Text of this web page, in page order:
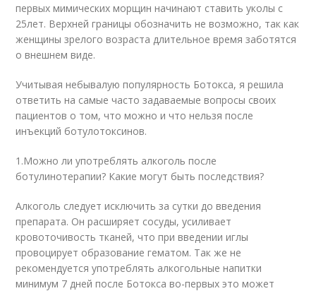
первых мимических морщин начинают ставить уколы с
25лет. Верхней границы обозначить не возможно, так как
женщины зрелого возраста длительное время заботятся
о внешнем виде.
Учитывая небывалую популярность Ботокса, я решила
ответить на самые часто задаваемые вопросы своих
пациентов о том, что можно и что нельзя после
инъекций ботулотоксинов.
1.Можно ли употреблять алкоголь после
ботулинотерапии? Какие могут быть последствия?
Алкоголь следует исключить за сутки до введения
препарата. Он расширяет сосуды, усиливает
кровоточивость тканей, что при введении иглы
провоцирует образование гематом. Так же не
рекомендуется употреблять алкогольные напитки
минимум 7 дней после Ботокса во-первых это может